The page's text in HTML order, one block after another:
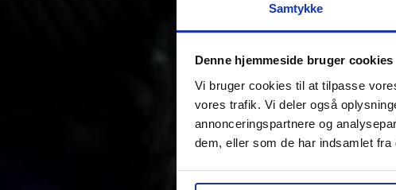
Samtykke
Denne hjemmeside bruger cookies
Vi bruger cookies til at tilpasse
vores trafik. Vi deler også
annonceringspartnere og
dem, eller som de har indsamlet fra